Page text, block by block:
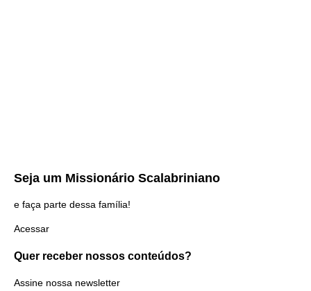
Seja um Missionário Scalabriniano
e faça parte dessa família!
Acessar
Quer receber nossos conteúdos?
Assine nossa newsletter